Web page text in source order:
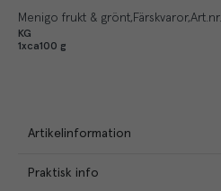
Menigo frukt & grönt Färskvaror Art.nr.
KG
1xca100 g
Artikelinformation
Praktisk info